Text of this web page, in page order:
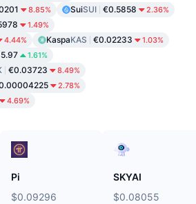
8.85% SuiSUI €0.5858 2.36%
1.49%
4.44% KaspaKAS €0.02233 1.03%
1.61%
€0.03723 8.49%
2.78%
4.69%
Pi
$0.09296
SKYAI
$0.08055